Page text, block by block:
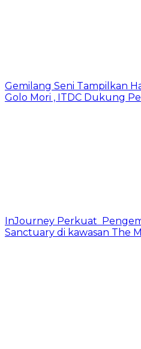
Gemilang Seni Tampilkan
Golo Mori , ITDC Dukung
InJourney Perkuat
Sanctuary di kawasan The